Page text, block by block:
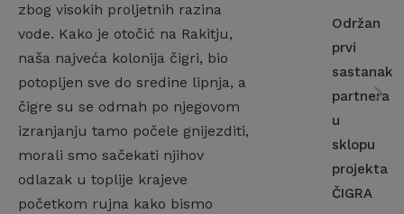
zbog visokih proljetnih razina
vode. Kako je otočić na Rakitju,
naša najveća kolonija čigri, bio
potopljen sve do sredine lipnja, a
čigre su se odmah po njegovom
izranjanju tamo počele gnijezditi,
morali smo sačekati njihov
odlazak u toplije krajeve
početkom rujna kako bismo
Održan
prvi
sastanak
partnera
u
sklopu
projekta
ČIGRA